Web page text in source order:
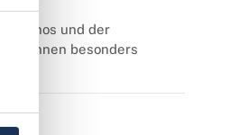
Casinos und der
können besonders